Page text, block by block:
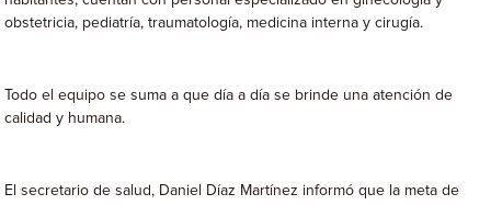
obstetricia, pediatría, traumatología, medicina interna y cirugía.
Todo el equipo se suma a que día a día se brinde una atención de
calidad y humana.
El secretario de salud, Daniel Díaz Martínez informó que la meta de